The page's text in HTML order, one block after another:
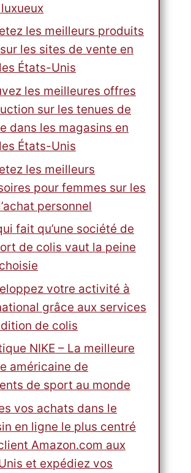
les meilleurs produits
les sites de vente en
États-Unis
les meilleures offres
sur les tenues de
dans les magasins en
États-Unis
les meilleurs
pour femmes sur les
personnel
fait qu’une société de
de colis vaut la peine
votre activité à
grâce aux services
de colis
NIKE – La meilleure
américaine de
de sport au monde
vos achats dans le
en ligne le plus centré
Amazon.com aux
et expédiez vos